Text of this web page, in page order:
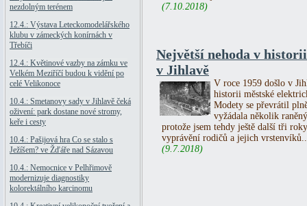
nezdolným terénem
12.4.: Výstava Leteckomodelářského
klubu v zámeckých konírnách v
Třebíči
12.4.: Květinové vazby na zámku ve
Velkém Meziříčí budou k vidění po
celé Velikonoce
10.4.: Smetanovy sady v Jihlavě čeká
oživení: park dostane nové stromy,
keře i cesty
10.4.: Pašijová hra Co se stalo s
Ježíšem? ve Žďáře nad Sázavou
10.4.: Nemocnice v Pelhřimově
modernizuje diagnostiky
kolorektálního karcinomu
(7.10.2018)
Největší nehoda v
v Jihlavě
V roce 1959 došlo v
historii městské
Modety se převrátil
vyžádala několik
protože jsem tehdy ještě další tři
vyprávění rodičů a jejich
(9.7.2018)